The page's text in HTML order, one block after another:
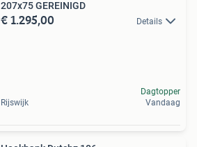
207x75 GEREINIGD
€ 1.295,00 Details
Rijswijk
Dagtopper
Vandaag